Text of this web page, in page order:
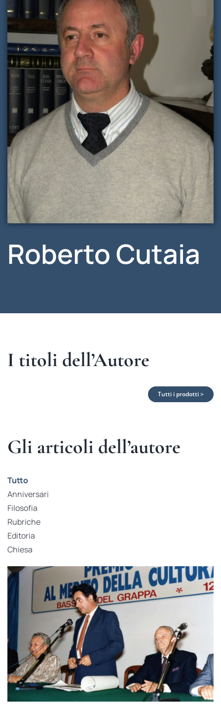
Roberto Cutaia
I titoli dell’Autore
Tutti i prodotti >
Gli articoli dell’autore
Tutto
Anniversari
Filosofia
Rubriche
Editoria
Chiesa